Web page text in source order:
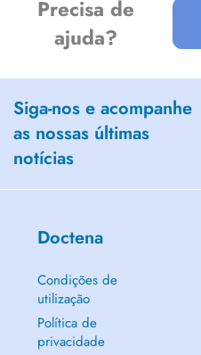
Precisa de
ajuda?
Siga-nos e acompanhe
as nossas últimas
notícias
Doctena
Condições de
utilização
Política de
privacidade